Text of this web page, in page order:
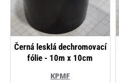
NEJPRODÁVANĚJŠÍ
KPMF
Černá lesklá dechromovací
fólie - 10m x 10cm